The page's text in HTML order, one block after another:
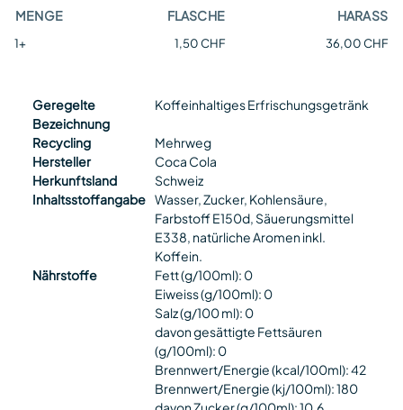
MENGE FLASCHE HARASS
1+ 1,50 CHF 36,00 CHF
Geregelte
Bezeichnung
Koffeinhaltiges Erfrischungsgetränk
Recycling
Mehrweg
Hersteller
Coca Cola
Herkunftsland
Schweiz
Inhaltsstoffangabe Wasser, Zucker, Kohlensäure,
Farbstoff E150d, Säuerungsmittel
E338, natürliche Aromen inkl.
Koffein.
Nährstoffe
Fett (g/100ml): 0
Eiweiss (g/100ml): 0
Salz (g/100 ml): 0
davon gesättigte Fettsäuren
(g/100ml): 0
Brennwert/Energie (kcal/100ml): 42
Brennwert/Energie (kj/100ml): 180